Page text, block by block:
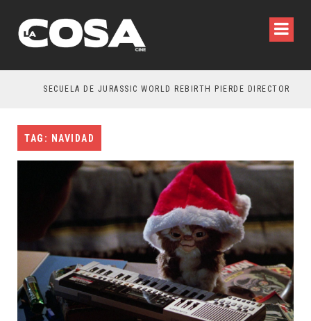
SECUELA DE JURASSIC WORLD REBIRTH PIERDE DIRECTOR
TAG: NAVIDAD